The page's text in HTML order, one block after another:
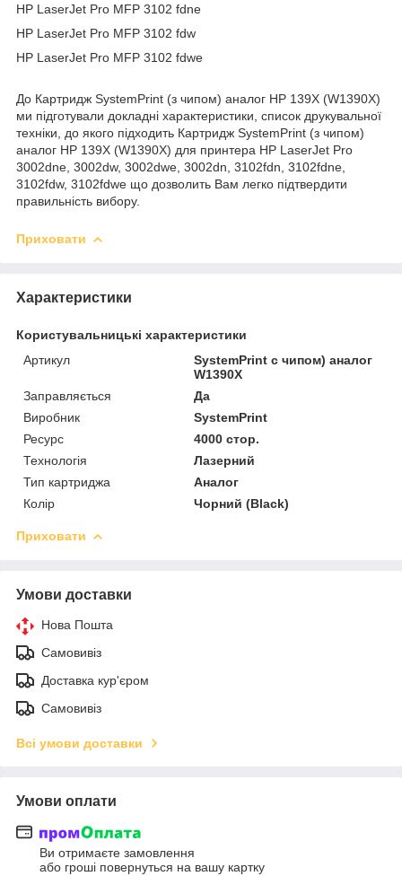
HP LaserJet Pro MFP 3102 fdne
HP LaserJet Pro MFP 3102 fdw
HP LaserJet Pro MFP 3102 fdwe
До Картридж SystemPrint (з чипом) аналог HP 139X (W1390X)
ми підготували докладні характеристики, список друкувальної
техніки, до якого підходить Картридж SystemPrint (з чипом)
аналог HP 139X (W1390X) для принтера HP LaserJet Pro
3002dne, 3002dw, 3002dwe, 3002dn, 3102fdn, 3102fdne,
3102fdw, 3102fdwe що дозволить Вам легко підтвердити
правильність вибору.
Приховати
Характеристики
Користувальницькі характеристики
Артикул
SystemPrint с чипом) аналог
W1390X
Заправляється
Да
Виробник
SystemPrint
Ресурс
4000 стор.
Технологія
Лазерний
Тип картриджа
Аналог
Колір
Чорний (Black)
Приховати
Умови доставки
Нова Пошта
Самовивіз
Доставка кур'єром
Самовивіз
Всі умови доставки
Умови оплати
Ви отримаєте замовлення
або гроші повернуться на вашу картку